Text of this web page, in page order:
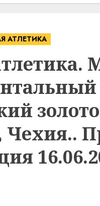
АТЛЕТИКА
Чехия..